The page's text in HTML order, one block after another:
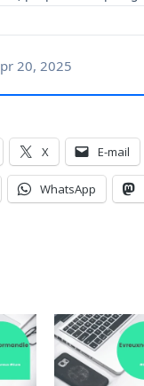
X E-mail
WhatsApp